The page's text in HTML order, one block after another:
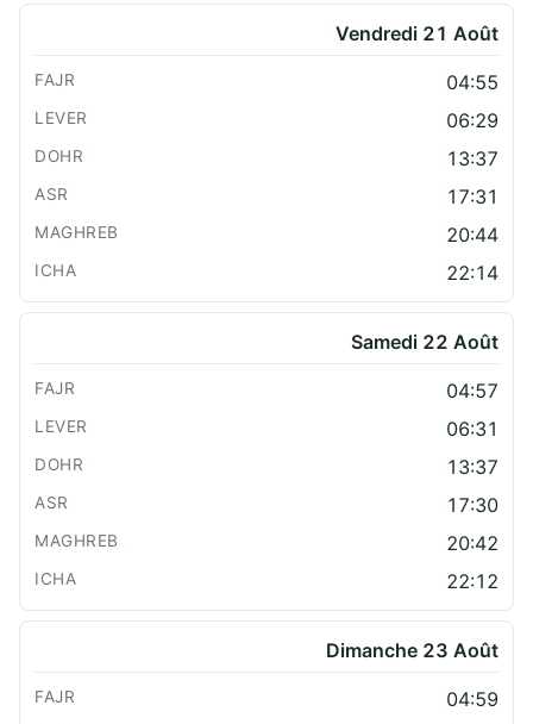
Vendredi 21 Août
04:55
06:29
13:37
17:31
20:44
22:14
Samedi 22 Août
04:57
06:31
13:37
17:30
20:42
22:12
Dimanche 23 Août
04:59